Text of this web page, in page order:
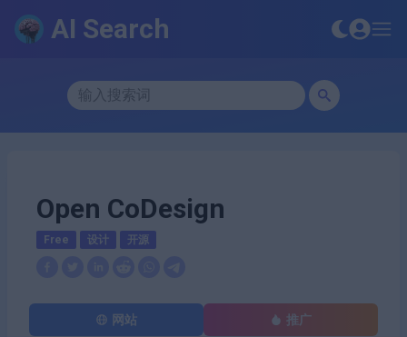
AI Search
Open CoDesign
Free 设计 开源
网站 推广